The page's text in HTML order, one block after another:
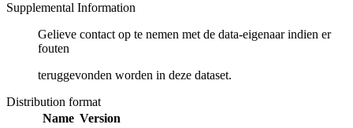
Supplemental Information
Gelieve contact op te nemen met de data-eigenaar indien er
fouten
teruggevonden worden in deze dataset.
Distribution format
Name Version